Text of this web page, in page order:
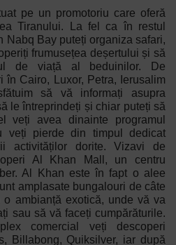
pe un promotoriu care oferă
Tiranului. La fel ca în restul
Nabq Bay puteți organiza safari,
frumusețea deșertului și să
de viață al beduinilor. De
Cairo, Luxor, Petra, Ierusalim
să vă informați asupra
le întreprindeți și chiar puteți să
veți avea dinainte programul
veți pierde din timpul dedicat
activităților dorite. Vizavi de
Al Khan Mall, un centru
Al
Khan este în fapt o alee
amplasate bungalouri de câte
ambianță exotică, unde vă va
sau să vă faceți cumpărăturile.
comercial veți descoperi
Billabong, Quiksilver, iar după